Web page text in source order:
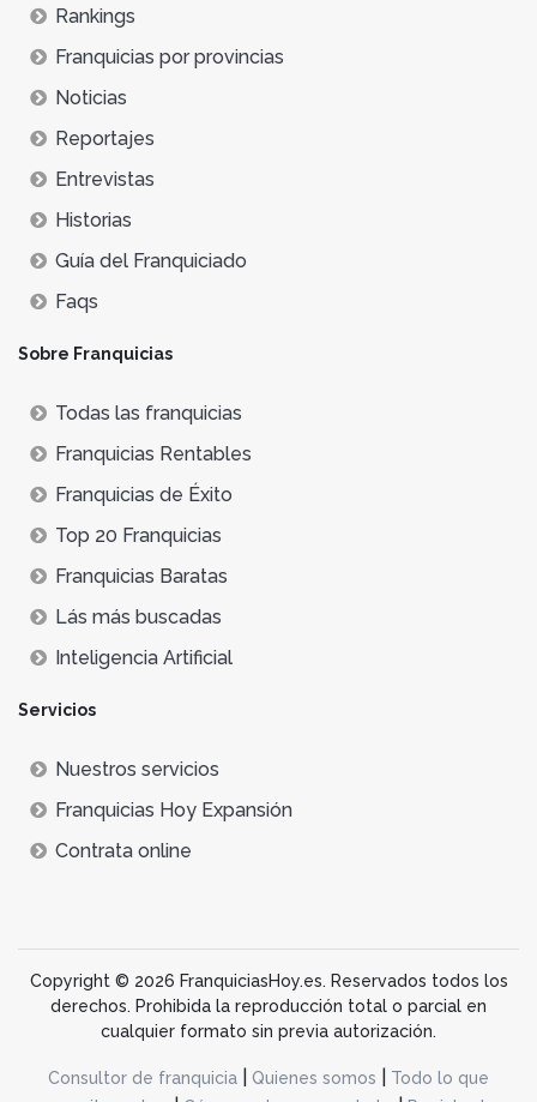
Rankings
Franquicias por provincias
Noticias
Reportajes
Entrevistas
Historias
Guía del Franquiciado
Faqs
Sobre Franquicias
Todas las franquicias
Franquicias Rentables
Franquicias de Éxito
Top 20 Franquicias
Franquicias Baratas
Lás más buscadas
Inteligencia Artificial
Servicios
Nuestros servicios
Franquicias Hoy Expansión
Contrata online
Copyright © 2026 FranquiciasHoy.es. Reservados todos los
derechos. Prohibida la reproducción total o parcial en
cualquier formato sin previa autorización.
Consultor de franquicia Quienes somos
Todo lo que